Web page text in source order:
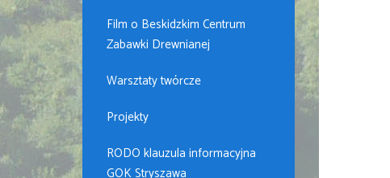
Film o Beskidzkim Centrum
Zabawki Drewnianej
Warsztaty twórcze
Projekty
RODO klauzula informacyjna
GOK Stryszawa